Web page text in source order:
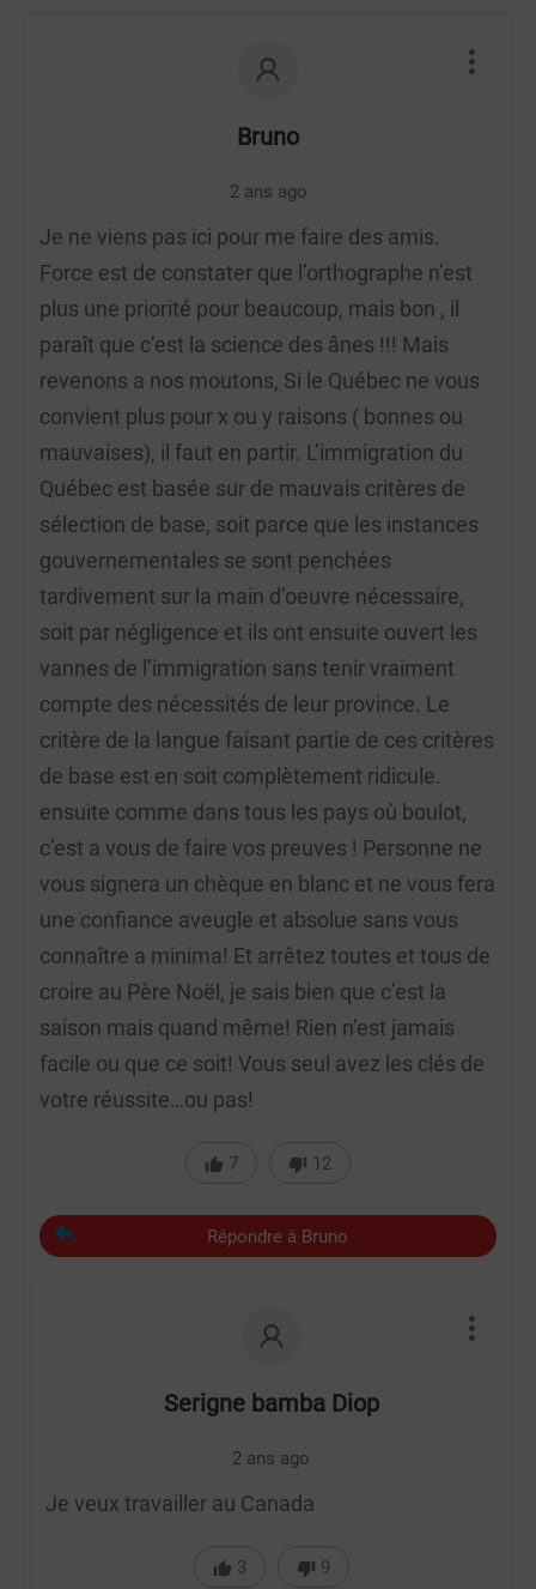
Bruno
2 ans ago
Je ne viens pas ici pour me faire des amis.
Force est de constater que l’orthographe n’est
plus une priorité pour beaucoup, mais bon , il
paraît que c’est la science des ânes !!! Mais
revenons a nos moutons, Si le Québec ne vous
convient plus pour x ou y raisons ( bonnes ou
mauvaises), il faut en partir. L’immigration du
Québec est basée sur de mauvais critères de
sélection de base, soit parce que les instances
gouvernementales se sont penchées
tardivement sur la main d’oeuvre nécessaire,
soit par négligence et ils ont ensuite ouvert les
vannes de l’immigration sans tenir vraiment
compte des nécessités de leur province. Le
critère de la langue faisant partie de ces critères
de base est en soit complètement ridicule.
ensuite comme dans tous les pays où boulot,
c’est a vous de faire vos preuves ! Personne ne
vous signera un chèque en blanc et ne vous fera
une confiance aveugle et absolue sans vous
connaître a minima! Et arrêtez toutes et tous de
croire au Père Noël, je sais bien que c’est la
saison mais quand même! Rien n’est jamais
facile ou que ce soit! Vous seul avez les clés de
votre réussite…ou pas!
7 12
Répondre à Bruno
Serigne bamba Diop
2 ans ago
Je veux travailler au Canada
3 9